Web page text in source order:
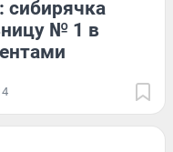
сибирячка
№ 1 в